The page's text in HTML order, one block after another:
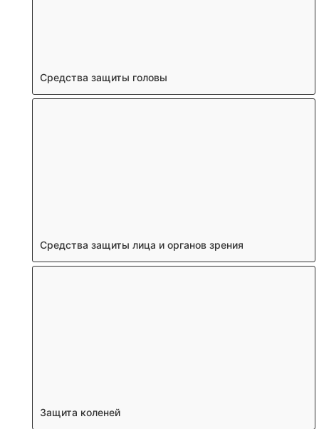
Средства защиты головы
Средства защиты лица и органов зрения
Защита коленей